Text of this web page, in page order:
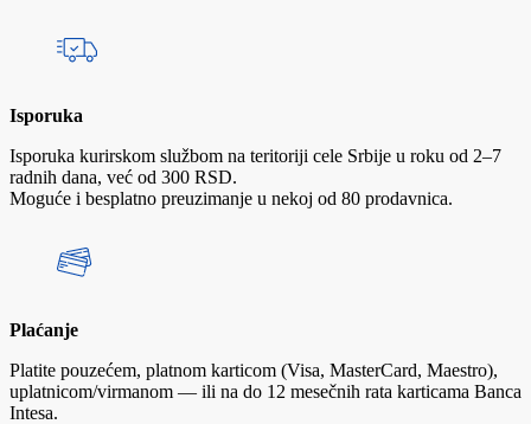
Isporuka
Isporuka kurirskom službom na teritoriji cele Srbije u roku od 2–7
radnih dana, već od 300 RSD.
Moguće i besplatno preuzimanje u nekoj od 80 prodavnica.
Plaćanje
Platite pouzećem, platnom karticom (Visa, MasterCard, Maestro),
uplatnicom/virmanom — ili na do 12 mesečnih rata karticama Banca
Intesa.